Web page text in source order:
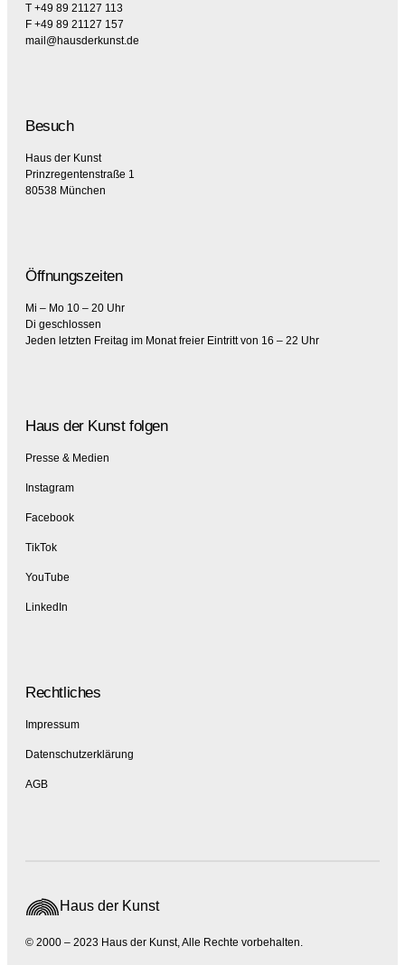
T +49 89 21127 113
F +49 89 21127 157
mail@hausderkunst.de
Besuch
Haus der Kunst
Prinzregentenstraße 1
80538 München
Öffnungszeiten
Mi – Mo 10 – 20 Uhr
Di geschlossen
Jeden letzten Freitag im Monat freier Eintritt von 16 – 22 Uhr
Haus der Kunst folgen
Presse & Medien
Instagram
Facebook
TikTok
YouTube
LinkedIn
Rechtliches
Impressum
Datenschutzerklärung
AGB
© 2000 – 2023 Haus der Kunst, Alle Rechte vorbehalten.
Haus der Kunst